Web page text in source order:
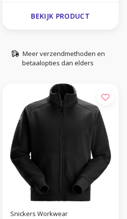
BEKIJK PRODUCT
Meer verzendmethoden en
betaalopties dan elders
Snickers Workwear